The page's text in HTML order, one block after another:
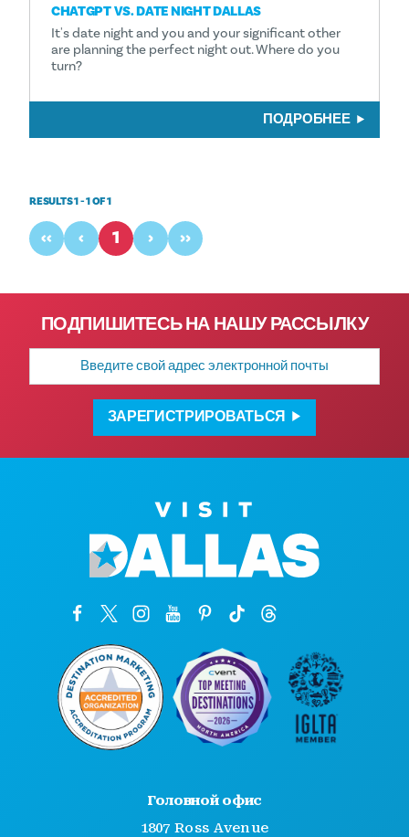
CHATGPT VS. DATE NIGHT DALLAS
It's date night and you and your significant other
are planning the perfect night out. Where do you
turn?
ПОДРОБНЕЕ
RESULTS 1 - 1 OF 1
‹‹ ‹ 1 › ››
ПОДПИШИТЕСЬ НА НАШУ РАССЫЛКУ
Адрес
электронной
почты
ЗАРЕГИСТРИРОВАТЬСЯ
Головной офис
1807 Ross Avenue